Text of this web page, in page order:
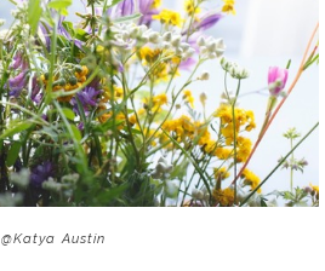
@Katya Austin